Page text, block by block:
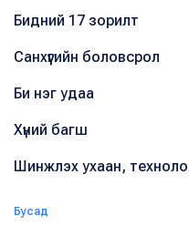
Бидний 17 зорилт
Санхүүгийн боловсрол
Би нэг удаа
Хүний багш
Шинжлэх ухаан,
Бусад